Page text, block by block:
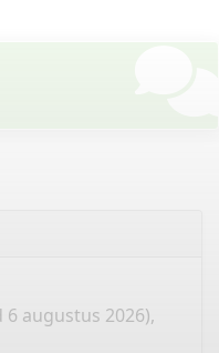
6 augustus 2026),